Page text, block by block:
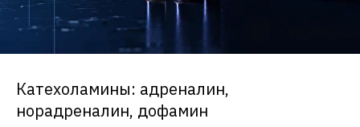
Катехоламины: адреналин,
норадреналин, дофамин